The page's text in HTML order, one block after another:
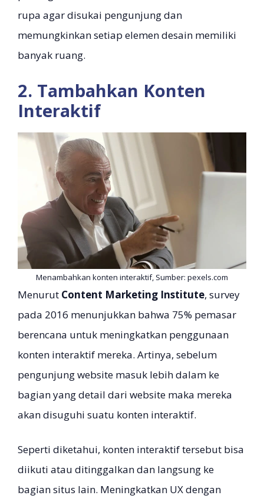
rupa agar disukai pengunjung dan
memungkinkan setiap elemen desain memiliki
banyak ruang.
2. Tambahkan Konten
Interaktif
Menambahkan konten interaktif, Sumber: pexels.com
Menurut Content Marketing Institute, survey
pada 2016 menunjukkan bahwa 75% pemasar
berencana untuk meningkatkan penggunaan
konten interaktif mereka. Artinya, sebelum
pengunjung website masuk lebih dalam ke
bagian yang detail dari website maka mereka
akan disuguhi suatu konten interaktif.
Seperti diketahui, konten interaktif tersebut bisa
diikuti atau ditinggalkan dan langsung ke
bagian situs lain. Meningkatkan UX dengan